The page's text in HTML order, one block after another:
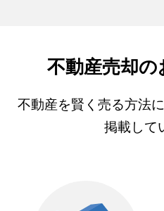
不動産売却の
不動産を賢く売る方法
掲載して